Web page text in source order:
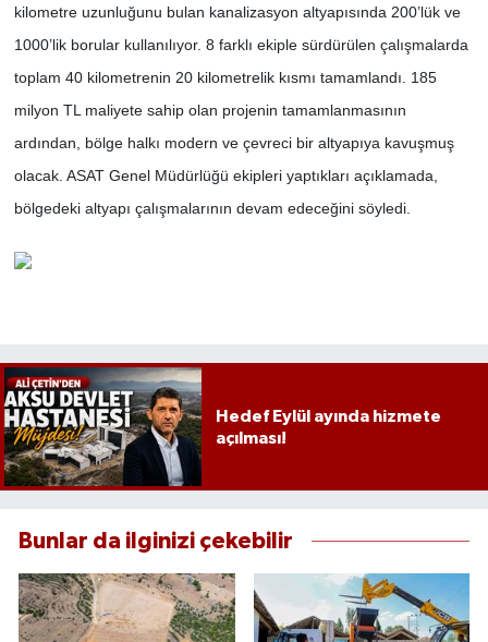
kilometre uzunluğunu bulan kanalizasyon altyapısında 200’lük ve
1000’lik borular kullanılıyor. 8 farklı ekiple sürdürülen çalışmalarda
toplam 40 kilometrenin 20 kilometrelik kısmı tamamlandı. 185
milyon TL maliyete sahip olan projenin tamamlanmasının
ardından, bölge halkı modern ve çevreci bir altyapıya kavuşmuş
olacak. ASAT Genel Müdürlüğü ekipleri yaptıkları açıklamada,
bölgedeki altyapı çalışmalarının devam edeceğini söyledi.
Hedef Eylül ayında hizmete
açılması!
Bunlar da ilginizi çekebilir